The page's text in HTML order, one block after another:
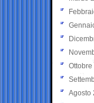
Ottobre
Agosto